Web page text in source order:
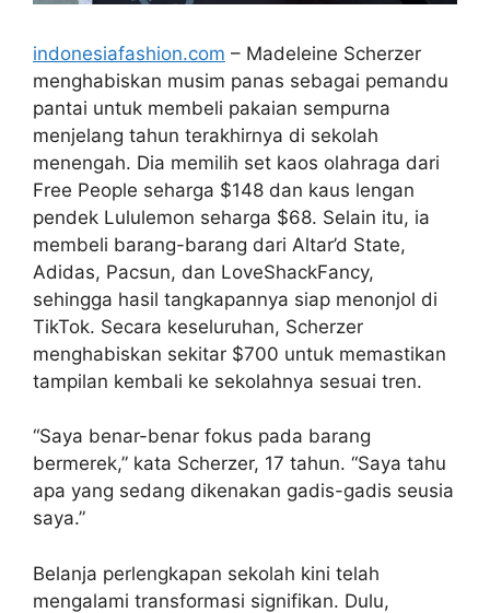
indonesiafashion.com – Madeleine Scherzer
menghabiskan musim panas sebagai pemandu
pantai untuk membeli pakaian sempurna
menjelang tahun terakhirnya di sekolah
menengah. Dia memilih set kaos olahraga dari
Free People seharga $148 dan kaus lengan
pendek Lululemon seharga $68. Selain itu, ia
membeli barang-barang dari Altar’d State,
Adidas, Pacsun, dan LoveShackFancy,
sehingga hasil tangkapannya siap menonjol di
TikTok. Secara keseluruhan, Scherzer
menghabiskan sekitar $700 untuk memastikan
tampilan kembali ke sekolahnya sesuai tren.
“Saya benar-benar fokus pada barang
bermerek,” kata Scherzer, 17 tahun. “Saya tahu
apa yang sedang dikenakan gadis-gadis seusia
saya.”
Belanja perlengkapan sekolah kini telah
mengalami transformasi signifikan. Dulu,